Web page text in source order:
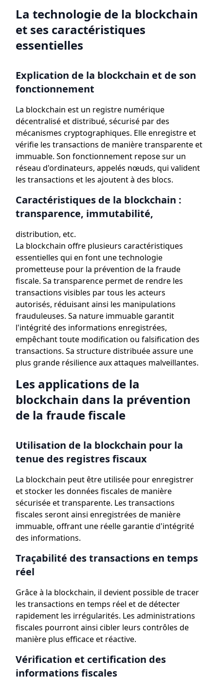
La technologie de la blockchain
et ses caractéristiques
essentielles
Explication de la blockchain et de son
fonctionnement
La blockchain est un registre numérique
décentralisé et distribué, sécurisé par des
mécanismes cryptographiques. Elle enregistre et
vérifie les transactions de manière transparente et
immuable. Son fonctionnement repose sur un
réseau d'ordinateurs, appelés nœuds, qui valident
les transactions et les ajoutent à des blocs.
Caractéristiques de la blockchain :
transparence, immutabilité,
distribution, etc.
La blockchain offre plusieurs caractéristiques
essentielles qui en font une technologie
prometteuse pour la prévention de la fraude
fiscale. Sa transparence permet de rendre les
transactions visibles par tous les acteurs
autorisés, réduisant ainsi les manipulations
frauduleuses. Sa nature immuable garantit
l'intégrité des informations enregistrées,
empêchant toute modification ou falsification des
transactions. Sa structure distribuée assure une
plus grande résilience aux attaques malveillantes.
Les applications de la
blockchain dans la prévention
de la fraude fiscale
Utilisation de la blockchain pour la
tenue des registres fiscaux
La blockchain peut être utilisée pour enregistrer
et stocker les données fiscales de manière
sécurisée et transparente. Les transactions
fiscales seront ainsi enregistrées de manière
immuable, offrant une réelle garantie d'intégrité
des informations.
Traçabilité des transactions en temps
réel
Grâce à la blockchain, il devient possible de tracer
les transactions en temps réel et de détecter
rapidement les irrégularités. Les administrations
fiscales pourront ainsi cibler leurs contrôles de
manière plus efficace et réactive.
Vérification et certification des
informations fiscales